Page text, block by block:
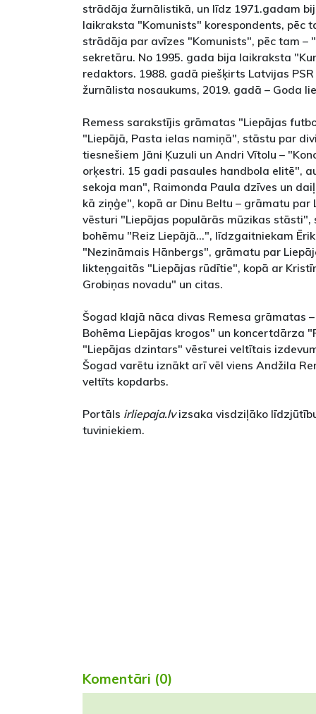
strādāja žurnālistikā, un līdz 1971.gadam
laikraksta "Komunists" korespondents, pēc
strādāja par avīzes "Komunists", pēc tam –
sekretāru. No 1995. gada bija laikraksta
redaktors. 1988. gadā piešķirts Latvijas
žurnālista nosaukums, 2019. gadā – Goda
Remess sarakstījis grāmatas "Liepājas
"Liepājā, Pasta ielas namiņā", stāstu par
tiesnešiem Jāni Ķuzuli un Andri Vītolu –
orķestri. 15 gadi pasaules handbola elitē",
sekoja man", Raimonda Paula dzīves un
kā ziņģe", kopā ar Dinu Beltu – grāmatu par
vēsturi "Liepājas populārās mūzikas stāsti",
bohēmu "Reiz Liepājā...", līdzgaitniekam
"Nezināmais Hānbergs", grāmatu par
likteņgaitās "Liepājas rūdītie", kopā ar
Grobiņas novadu" un citas.
Šogad klajā nāca divas Remesa grāmatas
Bohēma Liepājas krogos" un koncertdārza
"Liepājas dzintars" vēsturei veltītais
Šogad varētu iznākt arī vēl viens Andžila
veltīts kopdarbs.
Portāls irliepaja.lvizsaka visdziļāko
tuviniekiem.
Komentāri (0)